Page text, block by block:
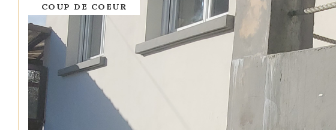
COUP DE COEUR